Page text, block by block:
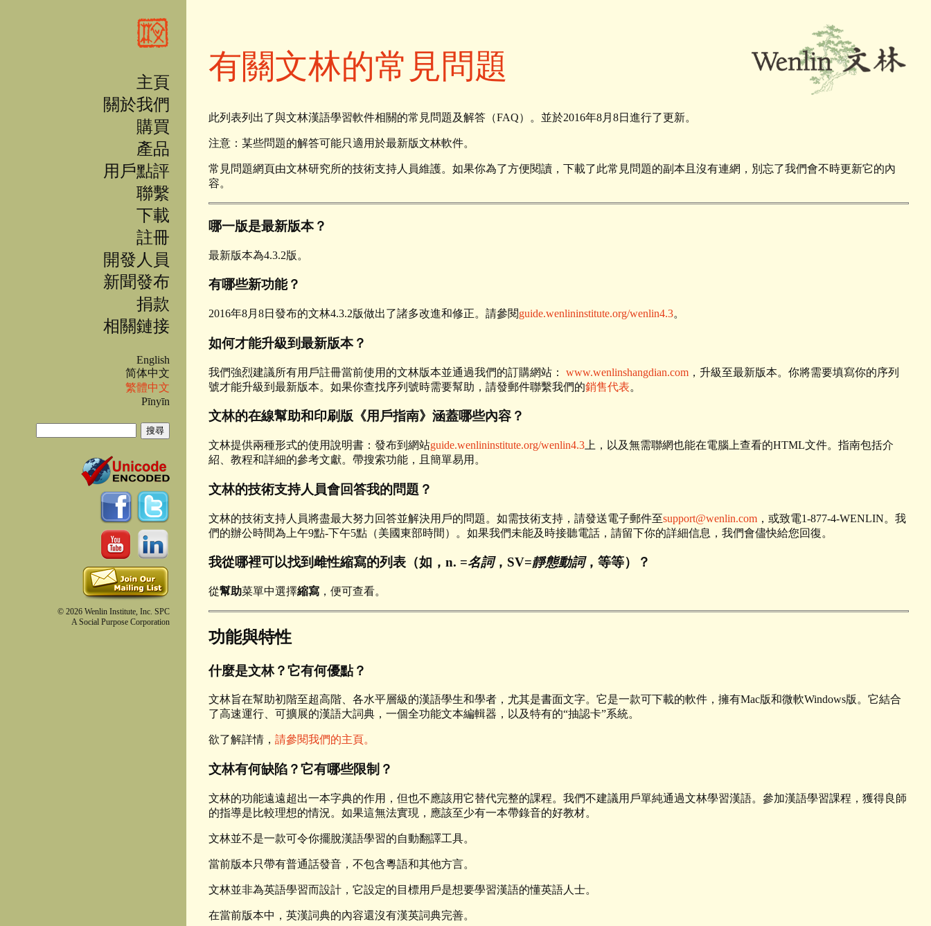
主頁
關於我們
購買
產品
用戶點評
聯繫
下載
註冊
開發人員
新聞發布
捐款
相關鏈接
English
简体中文
繁體中文
Pīnyīn
搜尋表單
搜尋
© 2026 Wenlin Institute, Inc. SPC
A Social Purpose Corporation
有關文林的常見問題
此列表列出了與文林漢語學習軟件相關的常見問題及解答（FAQ）。並於2016年8月8日進行了更新。
注意：某些問題的解答可能只適用於最新版文林軟件。
常見問題網頁由文林研究所的技術支持人員維護。如果你為了方便閱讀，下載了此常見問題的副本且沒有連網，別忘了我們會不時更新它的內
容。
哪一版是最新版本？
最新版本為4.3.2版。
有哪些新功能？
2016年8月8日發布的文林4.3.2版做出了諸多改進和修正。請參閱guide.wenlininstitute.org/wenlin4.3。
如何才能升級到最新版本？
我們強烈建議所有用戶註冊當前使用的文林版本並通過我們的訂購網站： www.wenlinshangdian.com，升級至最新版本。你將需要填寫你的序列
號才能升級到最新版本。如果你查找序列號時需要幫助，請發郵件聯繫我們的銷售代表。
文林的在線幫助和印刷版《用戶指南》涵蓋哪些內容？
文林提供兩種形式的使用說明書：發布到網站guide.wenlininstitute.org/wenlin4.3上，以及無需聯網也能在電腦上查看的HTML文件。指南包括介
紹、教程和詳細的參考文獻。帶搜索功能，且簡單易用。
文林的技術支持人員會回答我的問題？
文林的技術支持人員將盡最大努力回答並解決用戶的問題。如需技術支持，請發送電子郵件至support@wenlin.com，或致電1-877-4-WENLIN。我
們的辦公時間為上午9點-下午5點（美國東部時間）。如果我們未能及時接聽電話，請留下你的詳細信息，我們會儘快給您回復。
我從哪裡可以找到雌性縮寫的列表（如，n. =名詞，SV=靜態動詞，等等）？
從幫助菜單中選擇縮寫，便可查看。
功能與特性
什麼是文林？它有何優點？
文林旨在幫助初階至超高階、各水平層級的漢語學生和學者，尤其是書面文字。它是一款可下載的軟件，擁有Mac版和微軟Windows版。它結合
了高速運行、可擴展的漢語大詞典，一個全功能文本編輯器，以及特有的“抽認卡”系統。
欲了解詳情， 請參閱我們的主頁。
文林有何缺陷？它有哪些限制？
文林的功能遠遠超出一本字典的作用，但也不應該用它替代完整的課程。我們不建議用戶單純通過文林學習漢語。參加漢語學習課程，獲得良師
的指導是比較理想的情況。如果這無法實現，應該至少有一本帶錄音的好教材。
文林並不是一款可令你擺脫漢語學習的自動翻譯工具。
當前版本只帶有普通話發音，不包含粵語和其他方言。
文林並非為英語學習而設計，它設定的目標用戶是想要學習漢語的懂英語人士。
在當前版本中，英漢詞典的內容還沒有漢英詞典完善。